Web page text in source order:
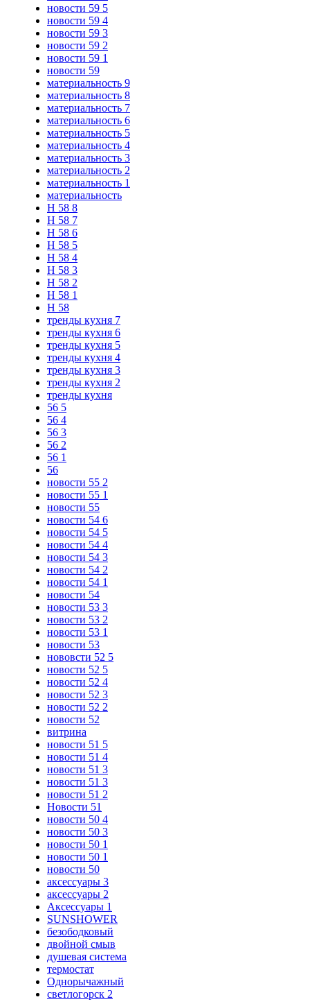
новости 59 5
новости 59 4
новости 59 3
новости 59 2
новости 59 1
новости 59
материальность 9
материальность 8
материальность 7
материальность 6
материальность 5
материальность 4
материальность 3
материальность 2
материальность 1
материальность
Н 58 8
Н 58 7
Н 58 6
Н 58 5
Н 58 4
Н 58 3
Н 58 2
Н 58 1
Н 58
тренды кухня 7
тренды кухня 6
тренды кухня 5
тренды кухня 4
тренды кухня 3
тренды кухня 2
тренды кухня
56 5
56 4
56 3
56 2
56 1
56
новости 55 2
новости 55 1
новости 55
новости 54 6
новости 54 5
новости 54 4
новости 54 3
новости 54 2
новости 54 1
новости 54
новости 53 3
новости 53 2
новости 53 1
новости 53
нововсти 52 5
новости 52 5
новости 52 4
новости 52 3
новости 52 2
новости 52
витрина
новости 51 5
новости 51 4
новости 51 3
новости 51 3
новости 51 2
Новости 51
новости 50 4
новости 50 3
новости 50 1
новости 50 1
новости 50
аксессуары 3
аксессуары 2
Аксессуары 1
SUNSHOWER
безободковый
двойной смыв
душевая система
термостат
Однорычажный
светлогорск 2